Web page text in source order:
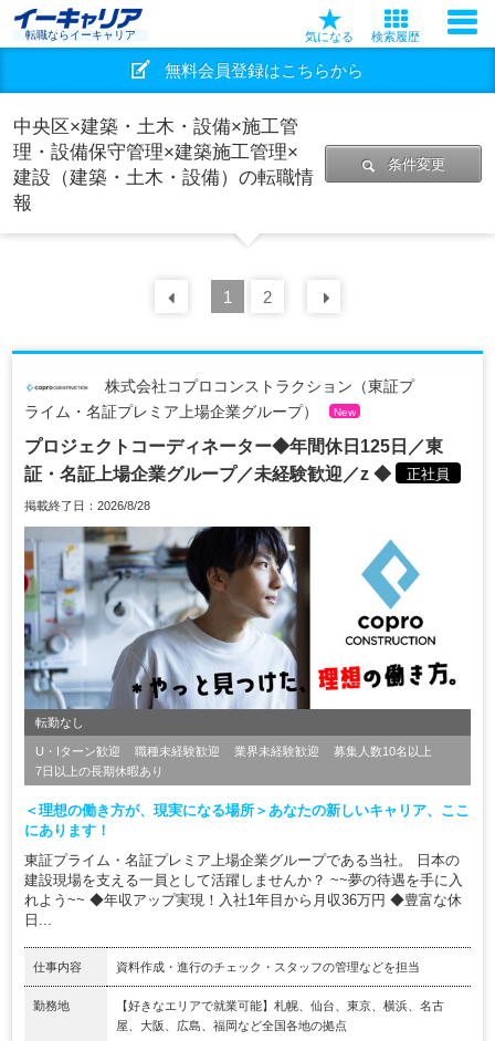
転職ならイーキャリア 気になる 検索履歴
無料会員登録はこちらから
中央区×建築・土木・設備×施工管
理・設備保守管理×建築施工管理×
建設（建築・土木・設備）の転職情
報
条件変更
前の 30
1 2
株式会社コプロコンストラクション（東証プ
ライム・名証プレミア上場企業グループ）
New
プロジェクトコーディネーター◆年間休日125日／東
証・名証上場企業グループ／未経験歓迎／z ◆
正社員
掲載終了日：2026/8/28
転勤なし
U・Iターン歓迎 職種未経験歓迎 業界未経験歓迎
募集人数10名以上
7日以上の長期休暇あり
＜理想の働き方が、現実になる場所＞あなたの新しいキャリア、ここ
にあります！
東証プライム・名証プレミア上場企業グループである当社。 日本の
建設現場を支える一員として活躍しませんか？ ~~夢の待遇を手に入
れよう~~ ◆年収アップ実現！入社1年目から月収36万円 ◆豊富な休
日...
仕事内容 資料作成・進行のチェック・スタッフの管理などを担当
勤務地
【好きなエリアで就業可能】札幌、仙台、東京、横浜、名古
屋、大阪、広島、福岡など全国各地の拠点